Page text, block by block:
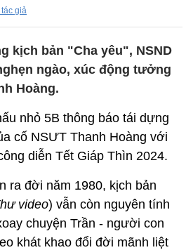
giả
kịch bản "Cha yêu", NSND
ngào, xúc động tưởng
Hoàng.
nhỏ 5B thông báo tái dựng
cố NSƯT Thanh Hoàng với
diễn Tết Giáp Thìn 2024.
ra đời năm 1980, kịch bản
video) vẫn còn nguyên tính
chuyện Trần - người con
khát khao đổi đời mãnh liệt